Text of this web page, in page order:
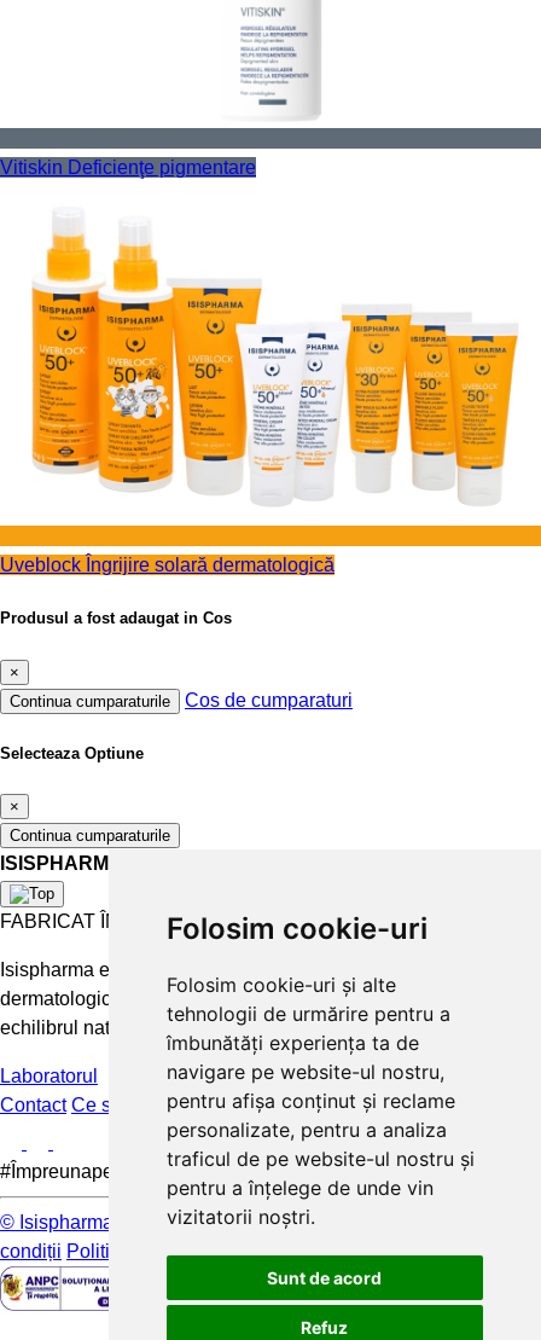
Folosim cookie-uri
Folosim cookie-uri și alte
tehnologii de urmărire pentru a
îmbunătăți experiența ta de
navigare pe website-ul nostru,
pentru afișa conținut și reclame
personalizate, pentru a analiza
traficul de pe website-ul nostru și
pentru a înțelege de unde vin
vizitatorii noștri.
Sunt de acord
Refuz
Vitiskin Deficienţe pigmentare
Uveblock Îngrijire solară dermatologică
Produsul a fost adaugat in Cos
×
Continua cumparaturile
Cos de cumparaturi
Selecteaza Optiune
×
Continua cumparaturile
ISISPHARMA
FABRICAT ÎN FRANȚA
Isispharma este un laborator francez care concepe tratamente
dermatologice eficiente și accesibile pentru a păstra și restabili
echilibrul natural al pielii.
Laboratorul
Contact Ce spun clientii FAQ
#Împreunapentrupieleamea
© Isispharma 2026 Livrare si plata Mențiuni legale
condiții Politica de confidențialitate